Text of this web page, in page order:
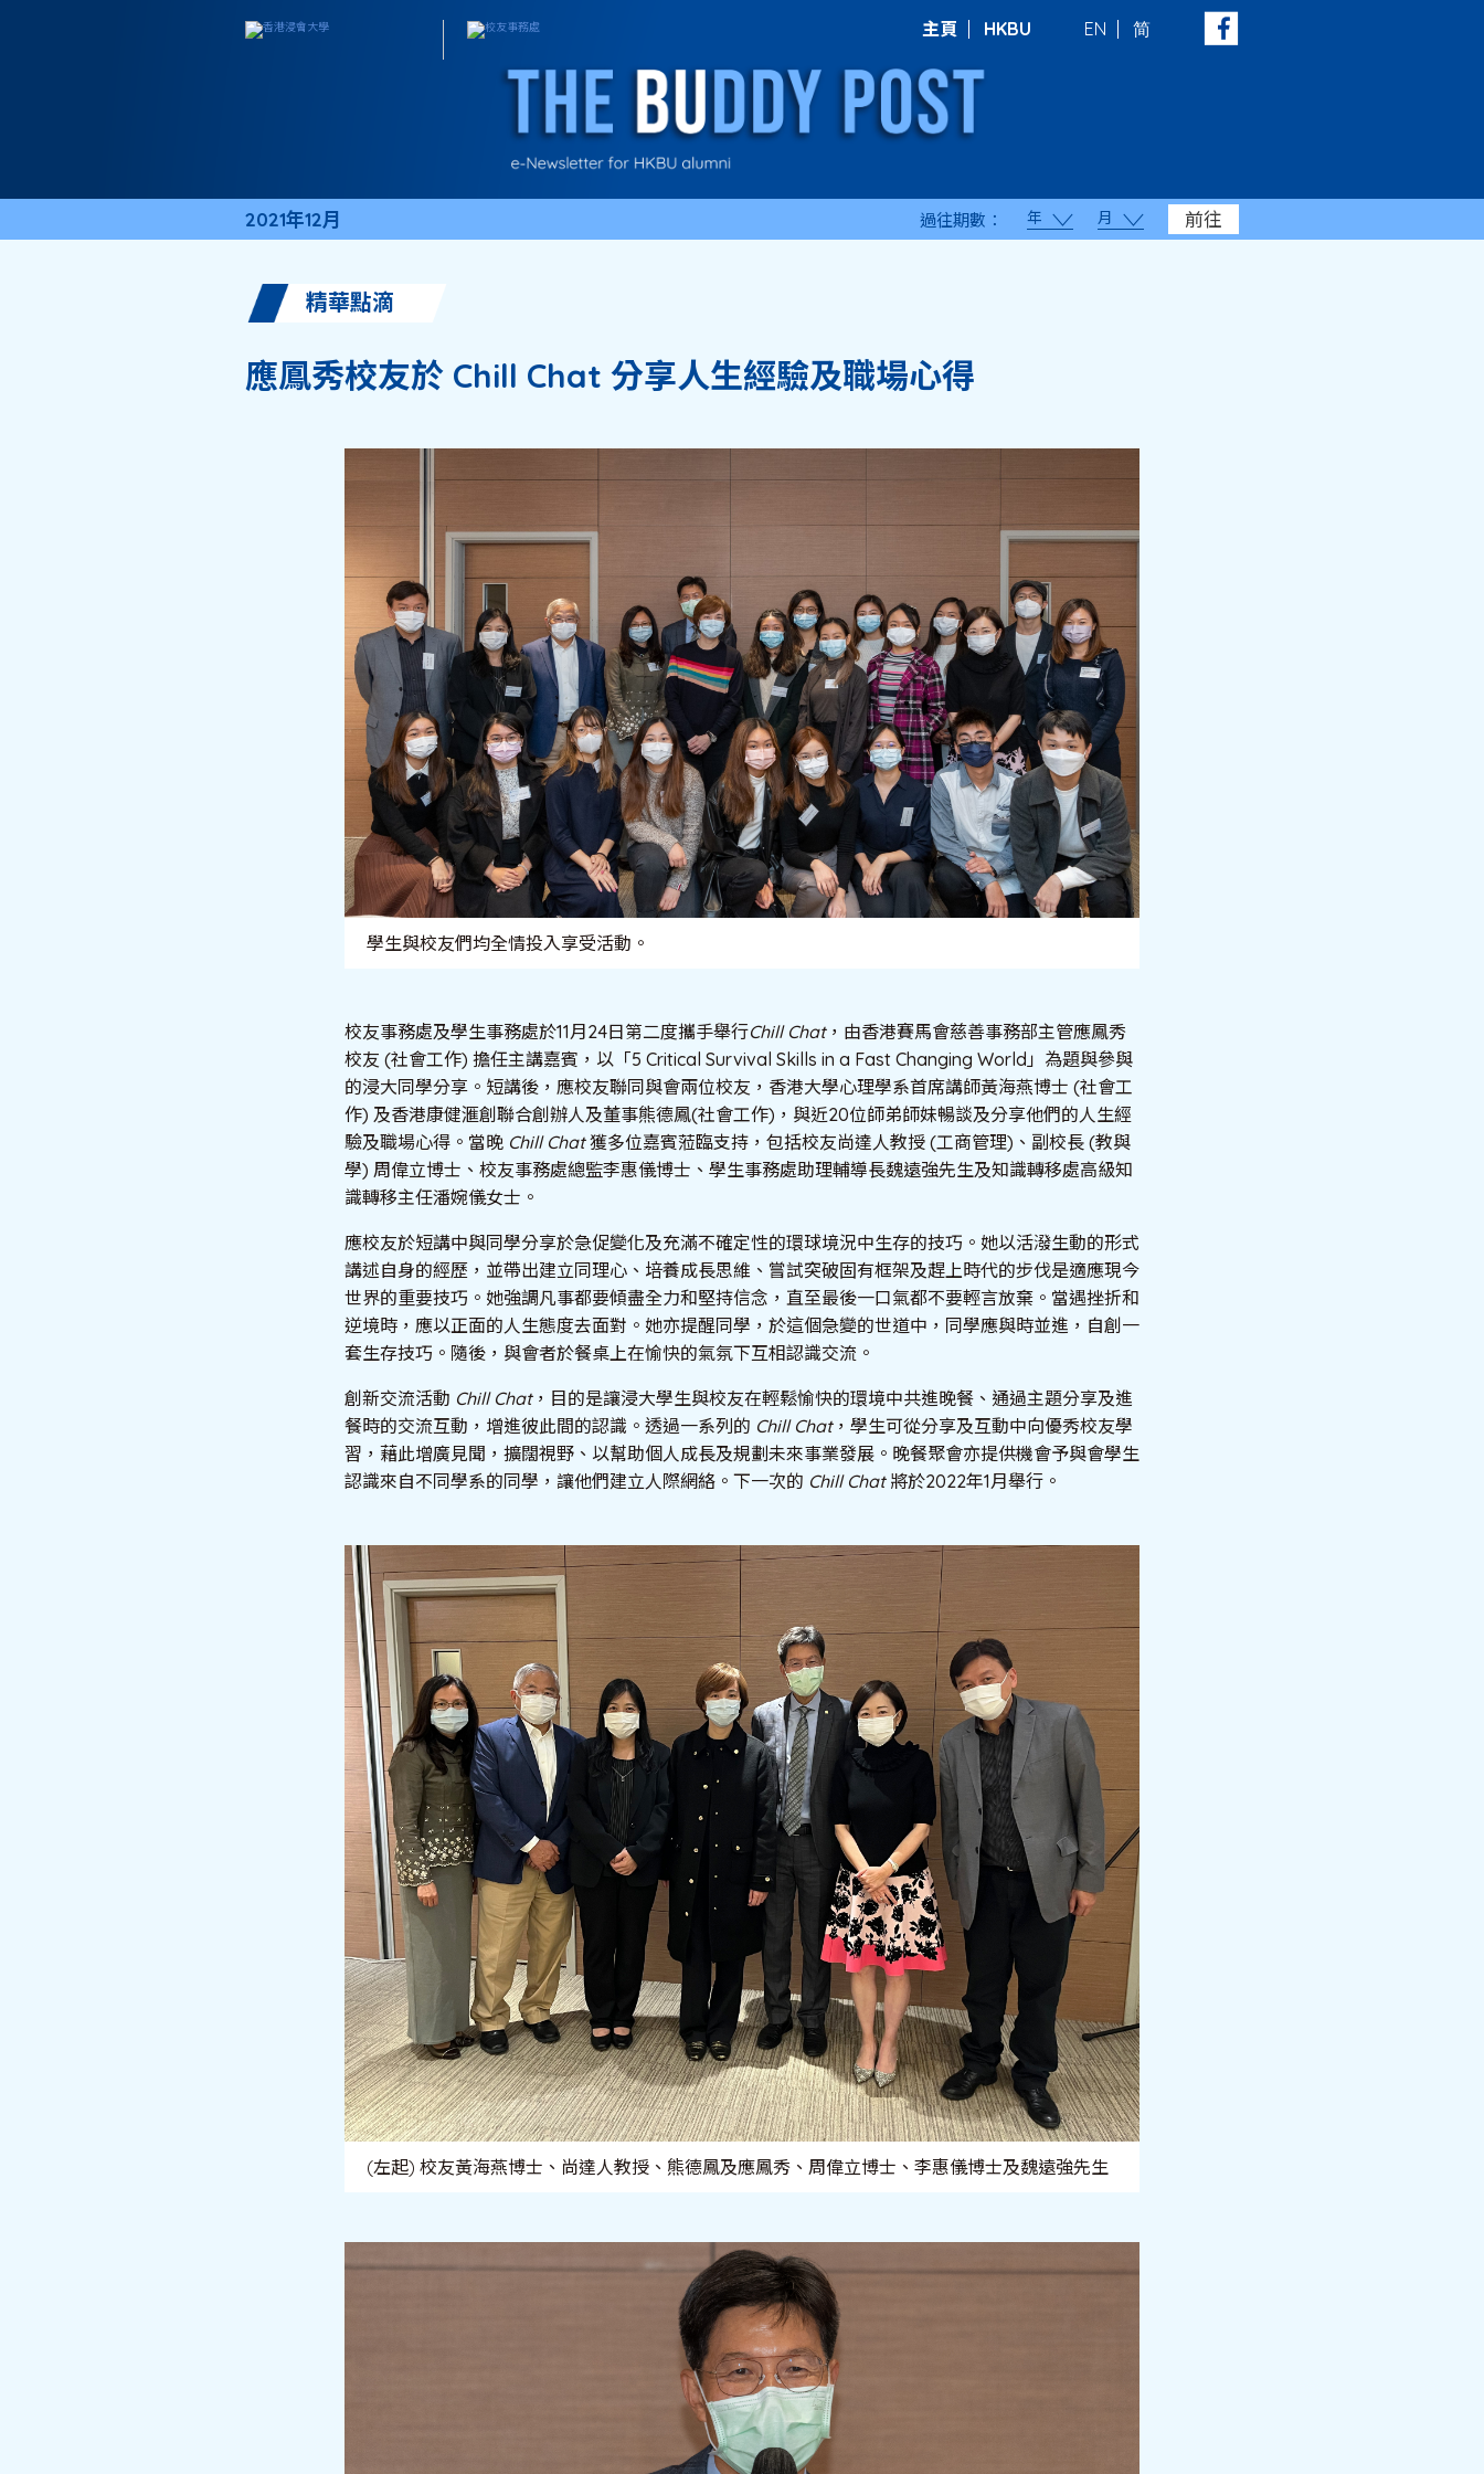
主頁 HKBU EN 简
2021年12月 過往期數： 年 月 前往
精華點滴
應鳳秀校友於 Chill Chat 分享人生經驗及職場心得
學生與校友們均全情投入享受活動。
校友事務處及學生事務處於11月24日第二度攜手舉行Chill Chat，由香港賽馬會慈善事務部主管應鳳秀
校友 (社會工作) 擔任主講嘉賓，以「5 Critical Survival Skills in a Fast Changing World」為題與參與
的浸大同學分享。短講後，應校友聯同與會兩位校友，香港大學心理學系首席講師黃海燕博士 (社會工
作) 及香港康健滙創聯合創辦人及董事熊德鳳(社會工作)，與近20位師弟師妹暢談及分享他們的人生經
驗及職場心得。當晚 Chill Chat獲多位嘉賓蒞臨支持，包括校友尚達人教授 (工商管理)、副校長 (教與
學) 周偉立博士、校友事務處總監李惠儀博士、學生事務處助理輔導長魏遠強先生及知識轉移處高級知
識轉移主任潘婉儀女士。
應校友於短講中與同學分享於急促變化及充滿不確定性的環球境況中生存的技巧。她以活潑生動的形式
講述自身的經歷，並帶出建立同理心、培養成長思維、嘗試突破固有框架及趕上時代的步伐是適應現今
世界的重要技巧。她強調凡事都要傾盡全力和堅持信念，直至最後一口氣都不要輕言放棄。當遇挫折和
逆境時，應以正面的人生態度去面對。她亦提醒同學，於這個急變的世道中，同學應與時並進，自創一
套生存技巧。隨後，與會者於餐桌上在愉快的氣氛下互相認識交流。
創新交流活動 Chill Chat，目的是讓浸大學生與校友在輕鬆愉快的環境中共進晚餐、通過主題分享及進
餐時的交流互動，增進彼此間的認識。透過一系列的 Chill Chat，學生可從分享及互動中向優秀校友學
習，藉此增廣見聞，擴闊視野、以幫助個人成長及規劃未來事業發展。晚餐聚會亦提供機會予與會學生
認識來自不同學系的同學，讓他們建立人際網絡。下一次的 Chill Chat將於2022年1月舉行。
(左起) 校友黃海燕博士、尚達人教授、熊德鳳及應鳳秀、周偉立博士、李惠儀博士及魏遠強先生